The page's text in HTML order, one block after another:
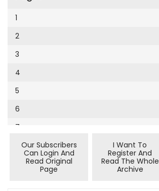
Cumhuriyet Sağlıklı Beslenme
Cumhuriyet Sokak
Cumhuriyet Spor
Cumhuriyet Strateji
Cumhuriyet Tarım
Cumhuriyet Yılbaşı
Çerçeve Eki
Dergi Eki
Ekonomi Eki
1994
9
10
11
12
13
14
15
16
1
2
3
4
5
6
7
Our Subscribers
Can Login And
Read Original
Page
I Want To
Register And
Read The Whole
Archive